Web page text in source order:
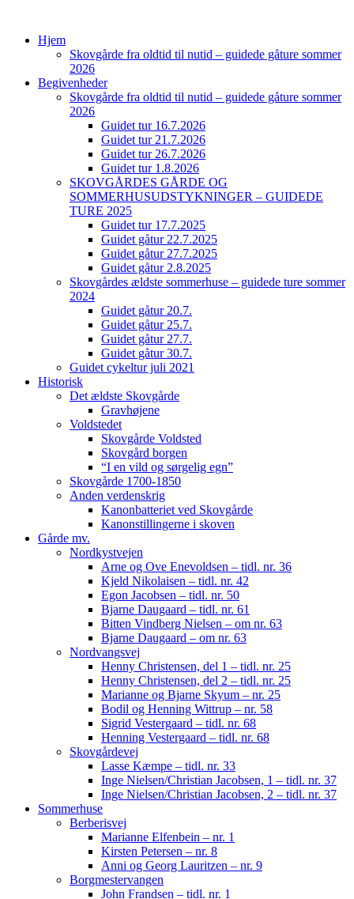
indholdHjem
Skovgårde fra oldtid til nutid – guidede gåture sommer
2026
Begivenheder
Skovgårde fra oldtid til nutid – guidede gåture sommer
2026
Guidet tur 16.7.2026
Guidet tur 21.7.2026
Guidet tur 26.7.2026
Guidet tur 1.8.2026
SKOVGÅRDES GÅRDE OG
SOMMERHUSUDSTYKNINGER – GUIDEDE
TURE 2025
Guidet tur 17.7.2025
Guidet gåtur 22.7.2025
Guidet gåtur 27.7.2025
Guidet gåtur 2.8.2025
Skovgårdes ældste sommerhuse – guidede ture sommer
2024
Guidet gåtur 20.7.
Guidet gåtur 25.7.
Guidet gåtur 27.7.
Guidet gåtur 30.7.
Guidet cykeltur juli 2021
Historisk
Det ældste Skovgårde
Gravhøjene
Voldstedet
Skovgårde Voldsted
Skovgård borgen
“I en vild og sørgelig egn”
Skovgårde 1700-1850
Anden verdenskrig
Kanonbatteriet ved Skovgårde
Kanonstillingerne i skoven
Gårde mv.
Nordkystvejen
Arne og Ove Enevoldsen – tidl. nr. 36
Kjeld Nikolaisen – tidl. nr. 42
Egon Jacobsen – tidl. nr. 50
Bjarne Daugaard – tidl. nr. 61
Bitten Vindberg Nielsen – om nr. 63
Bjarne Daugaard – om nr. 63
Nordvangsvej
Henny Christensen, del 1 – tidl. nr. 25
Henny Christensen, del 2 – tidl. nr. 25
Marianne og Bjarne Skyum – nr. 25
Bodil og Henning Wittrup – nr. 58
Sigrid Vestergaard – tidl. nr. 68
Henning Vestergaard – tidl. nr. 68
Skovgårdevej
Lasse Kæmpe – tidl. nr. 33
Inge Nielsen/Christian Jacobsen, 1 – tidl. nr. 37
Inge Nielsen/Christian Jacobsen, 2 – tidl. nr. 37
Sommerhuse
Berberisvej
Marianne Elfenbein – nr. 1
Kirsten Petersen – nr. 8
Anni og Georg Lauritzen – nr. 9
Borgmestervangen
John Frandsen – tidl. nr. 1